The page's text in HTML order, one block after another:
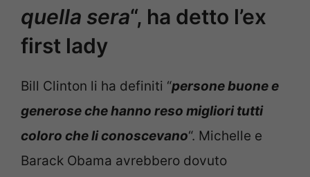
quella sera“, ha detto l’ex
first lady
Bill Clinton li ha definiti “persone buone e
generose che hanno reso migliori tutti
coloro che li conoscevano“. Michelle e
Barack Obama avrebbero dovuto